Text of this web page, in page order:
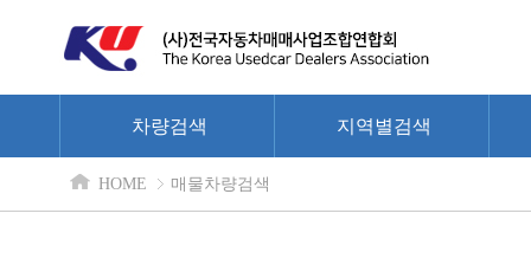
차량검색 지역별검색
HOME 매물차량검색